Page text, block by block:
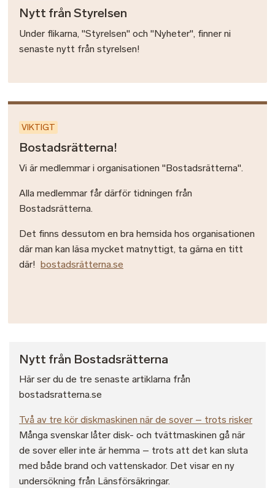
Nytt från Styrelsen
Under flikarna, "Styrelsen" och "Nyheter", finner ni
senaste nytt från styrelsen!
VIKTIGT
Bostadsrätterna!
Vi är medlemmar i organisationen "Bostadsrätterna".
Alla medlemmar får därför tidningen från
Bostadsrätterna.
Det finns dessutom en bra hemsida hos organisationen
där man kan läsa mycket matnyttigt, ta gärna en titt
där! bostadsrätterna.se
Nytt från Bostadsrätterna
Här ser du de tre senaste artiklarna från
bostadsratterna.se
Två av tre kör diskmaskinen när de sover – trots risker
Många svenskar låter disk- och tvättmaskinen gå när
de sover eller inte är hemma – trots att det kan sluta
med både brand och vattenskador. Det visar en ny
undersökning från Länsförsäkringar.